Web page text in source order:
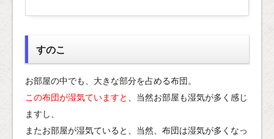
すのこ
お部屋の中でも、大きな部分を占める布団。
この布団が湿気ていますと
、当然お部屋も湿気が多く感じ
ますし、
またお部屋が湿気ていると、当然、布団は湿気が多くなっ